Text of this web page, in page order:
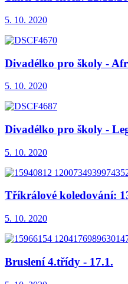
5. 10. 2020
Divadélko pro školy -
5. 10. 2020
Divadélko pro školy -
5. 10. 2020
Tříkrálové koledování:
5. 10. 2020
Bruslení 4.třídy - 17.1.